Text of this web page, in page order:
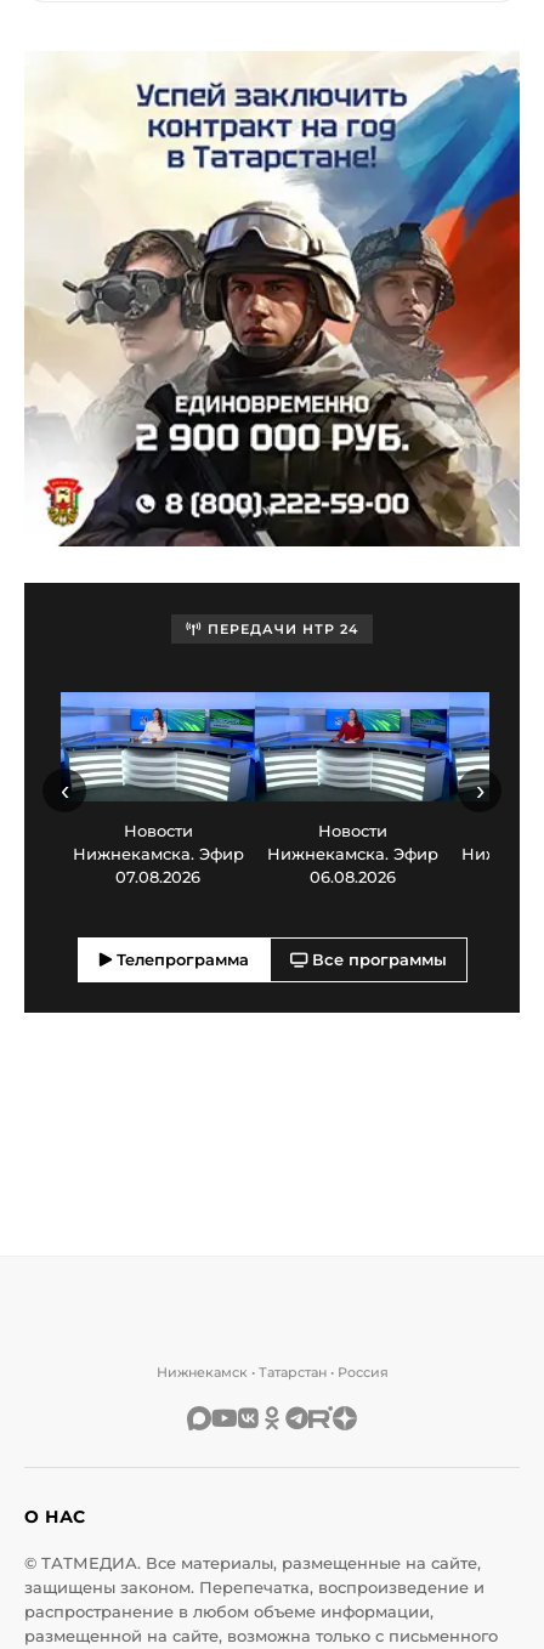
ПЕРЕДАЧИ НТР 24
Новости
Нижнекамска. Эфир
07.08.2026
Новости
Нижнекамска. Эфир
06.08.2026
‹ ›
Телепрограмма Все программы
Нижнекамск • Татарстан • Россия
О НАС
© ТАТМЕДИА. Все материалы, размещенные на сайте,
защищены законом. Перепечатка, воспроизведение и
распространение в любом объеме информации,
размещенной на сайте, возможна только с письменного